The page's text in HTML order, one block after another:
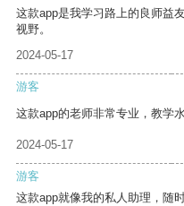
这款app是我学习路上的良师益
视野。
2024-05-17
游客
这款app的老师非常专业，教学
2024-05-17
游客
这款app就像我的私人助理，随